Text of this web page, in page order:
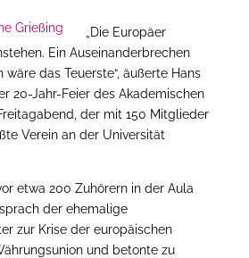
„Die Europäer
Ein Auseinanderbrechen
das Teuerste“, äußerte Hans
20-Jahr-Feier des Akademischen
der mit 150 Mitglieder
Verein an der Universität
etwa 200 Zuhörern in der Aula
der ehemalige
zur Krise der europäischen
und betonte zu